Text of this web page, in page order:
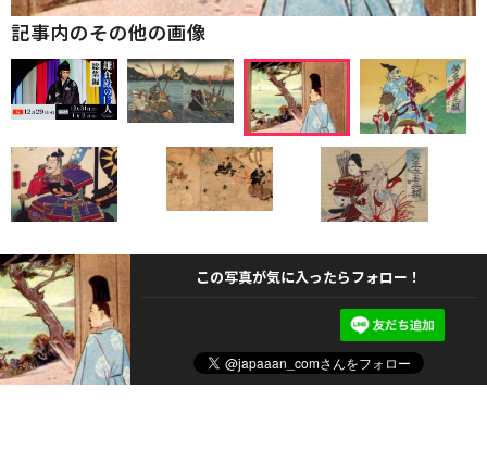
記事内のその他の画像
この写真が気に入ったらフォロー！